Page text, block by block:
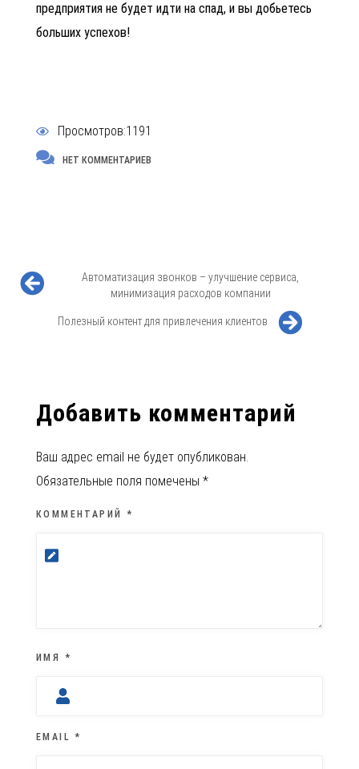
предприятия не будет идти на спад, и вы добьетесь
больших успехов!
Просмотров:1191
НЕТ КОММЕНТАРИЕВ
Автоматизация звонков – улучшение сервиса,
минимизация расходов компании
Полезный контент для привлечения клиентов
Добавить комментарий
Ваш адрес email не будет опубликован.
Обязательные поля помечены *
КОММЕНТАРИЙ *
ИМЯ *
EMAIL*